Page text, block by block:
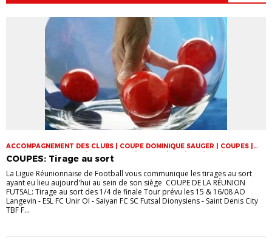
ACCOMPAGNEMENT DES CLUBS | COUPE DOMINIQUE SAUGER | COUPES |
FOOT LOISIR | FUTSAL | INFOS-LIGUE | JEUNES | U14 | U15 | U17 | VIE DES
CLUBS
COUPES: Tirage au sort
La Ligue Réunionnaise de Football vous communique les tirages au sort
ayant eu lieu aujourd'hui au sein de son siège COUPE DE LA RÉUNION
FUTSAL: Tirage au sort des 1/4 de finale Tour prévu les 15 & 16/08 AO
Langevin - ESL FC Unir OI - Saiyan FC SC Futsal Dionysiens - Saint Denis City
TBF F...